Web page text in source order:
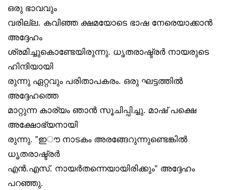
ഒരു ഭാവവും
വരില്ല. കവിഞ്ഞ ക്ഷമയോടെ ഭാഷ നേരെയാക്കാൻ
അദ്ദേഹം
ശ്രമിച്ചുകൊണ്ടേയിരുന്നു. ധൃതരാഷ്ട്രർ നായരുടെ
ഹിന്ദിയായി
രുന്നു ഏറ്റവും പരിതാപകരം. ഒരു ഘട്ടത്തിൽ
അദ്ദേഹത്തെ
മാറ്റുന്ന കാര്യം ഞാൻ സൂചിപ്പിച്ചു. മാഷ് പക്ഷെ
അക്ഷോഭ്യനായി
രുന്നു. ”ഇൗ നാടകം അരങ്ങേറുന്നുണ്ടെങ്കിൽ
ധൃതരാഷ്ട്രർ
എൻ.എസ്. നായർതന്നെയായിരിക്കും” അദ്ദേഹം
പറഞ്ഞു.